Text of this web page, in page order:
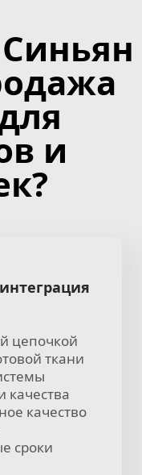
и
цепочкой
ткани
качества
качество
сроки